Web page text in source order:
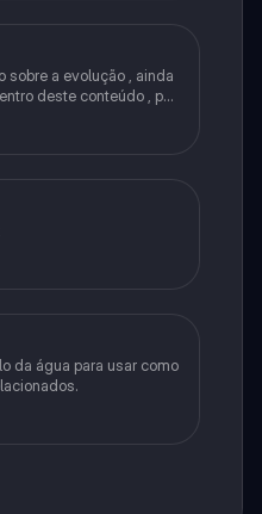
sobre a evolução , ainda
deste conteúdo , por
mais fontes e
e fixar melhor.
da água para usar como